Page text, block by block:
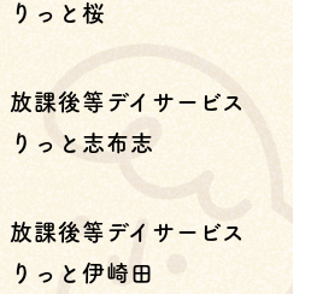
りっと桜
放課後等デイサービス
りっと志布志
放課後等デイサービス
りっと伊崎田